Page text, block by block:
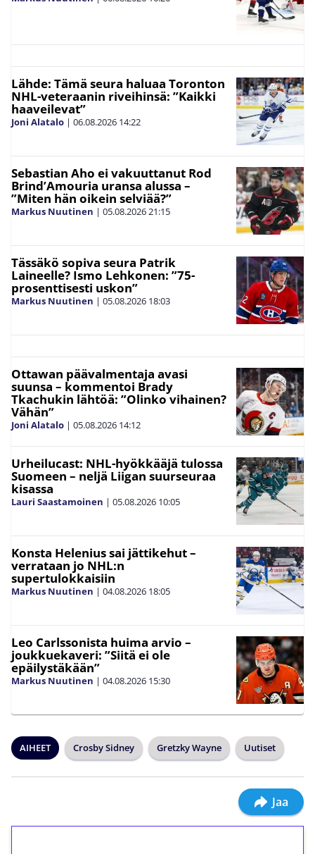
Lähde: Tämä seura haluaa Toronton
NHL-veteraanin riveihinsä: ”Kaikki
haaveilevat”
Joni Alatalo | 06.08.2026 14:22
Sebastian Aho ei vakuuttanut Rod
Brind’Amouria uransa alussa –
”Miten hän oikein selviää?”
Markus Nuutinen | 05.08.202621:15
Tässäkö sopiva seura Patrik
Laineelle? Ismo Lehkonen: ”75-
prosenttisesti uskon”
Markus Nuutinen | 05.08.2026 18:03
Ottawan päävalmentaja avasi
suunsa – kommentoi Brady
Tkachukin lähtöä: ”Olinko vihainen?
Vähän”
Joni Alatalo | 05.08.2026 14:12
Urheilucast: NHL-hyökkääjä tulossa
Suomeen – neljä Liigan suurseuraa
kisassa
Lauri Saastamoinen | 05.08.2026 10:05
Konsta Helenius sai jättikehut –
verrataan jo NHL:n
supertulokkaisiin
Markus Nuutinen | 04.08.2026 18:05
Leo Carlssonista huima arvio –
joukkuekaveri: ”Siitä ei ole
epäilystäkään”
Markus Nuutinen | 04.08.2026 15:30
AIHEET Crosby Sidney Gretzky Wayne Uutiset
Jaa